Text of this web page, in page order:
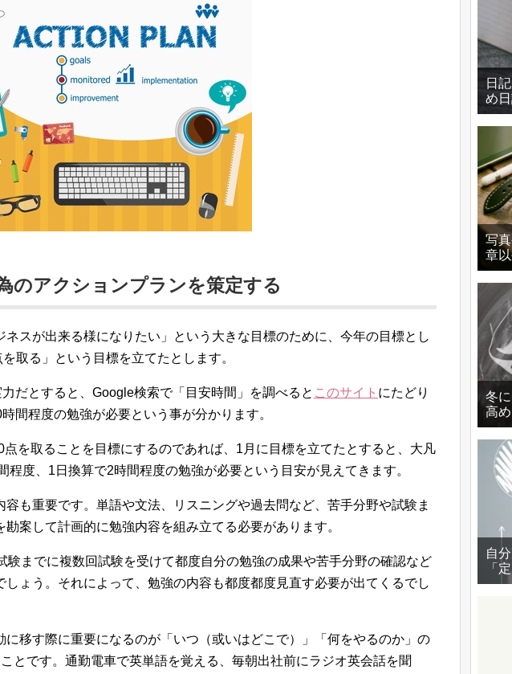
のアクションプランを策定する
ネスが出来る様になりたい」という大きな目標のために、今年の目標とし
取る」という目標を立てたとします。
だとすると、Google検索で「目安時間」を調べると このサイト にたどり
間程度の勉強が必要という事が分かります。
点を取ることを目標にするのであれば、1月に目標を立てたとすると、大凡
程度、1日換算で2時間程度の勉強が必要という目安が見えてきます。
容も重要です。単語や文法、リスニングや過去問など、苦手分野や試験ま
勘案して計画的に勉強内容を組み立てる必要があります。
験までに複数回試験を受けて都度自分の勉強の成果や苦手分野の確認など
しょう。それによって、勉強の内容も都度都度見直す必要が出てくるでし
に移す際に重要になるのが「いつ（或いはどこで）」「何をやるのか」の
とです。通勤電車で英単語を覚える、毎朝出社前にラジオ英会話を聞
日
め
写
章
冬
高
自
「